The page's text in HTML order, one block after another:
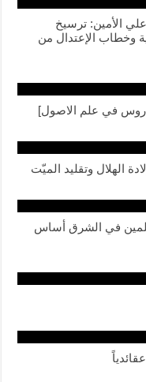
الأمين: ترسيخ
وخطاب الإعتدال من
في علم الاصول]
الهلال وتقليد الميّت
في الشرق أساس